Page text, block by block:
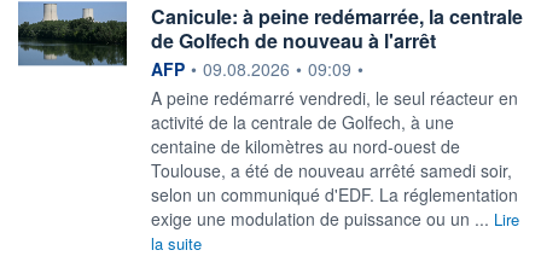
Canicule: à peine redémarrée, la centrale
de Golfech de nouveau à l'arrêt
information fournie par
AFP • 09.08.2026 • 09:09 •
A peine redémarré vendredi, le seul réacteur en
activité de la centrale de Golfech, à une
centaine de kilomètres au nord-ouest de
Toulouse, a été de nouveau arrêté samedi soir,
selon un communiqué d'EDF. La réglementation
exige une modulation de puissance ou un ... Lire
la suite